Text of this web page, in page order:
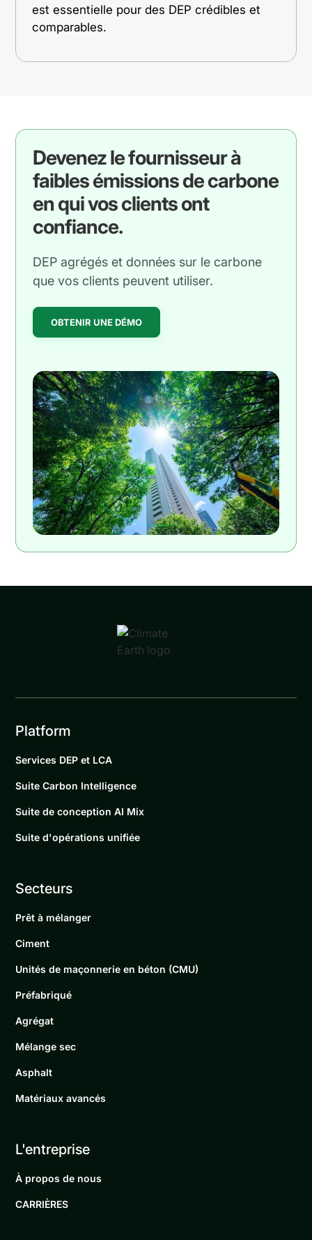
est essentielle pour des DEP crédibles et
comparables.
Devenez le fournisseur à
faibles émissions de carbone
en qui vos clients ont
confiance.
DEP agrégés et données sur le carbone
que vos clients peuvent utiliser.
OBTENIR UNE DÉMO
Platform
Services DEP et LCA
Suite Carbon Intelligence
Suite de conception AI Mix
Suite d'opérations unifiée
Secteurs
Prêt à mélanger
Ciment
Unités de maçonnerie en béton (CMU)
Préfabriqué
Agrégat
Mélange sec
Asphalt
Matériaux avancés
L'entreprise
À propos de nous
CARRIÈRES